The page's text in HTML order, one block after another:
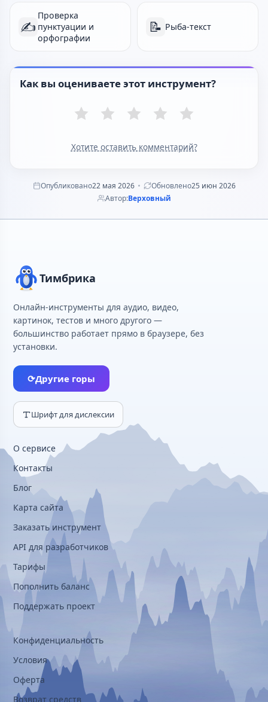
✍️
Проверка
пунктуации и
орфографии
📝 Рыба-текст
Как вы оцениваете этот инструмент?
Хотите оставить комментарий?
Опубликовано22 мая 2026 Обновлено25 июн 2026
Автор:Верховный
Тимбрика
Онлайн-инструменты для аудио, видео,
картинок, тестов и много другого —
большинство работает прямо в браузере, без
установки.
⟳Другие горы
Шрифт для дислексии
О сервисе
Контакты
Блог
Карта сайта
Заказать инструмент
API для разработчиков
Тарифы
Пополнить баланс
Поддержать проект
Конфиденциальность
Условия
Оферта
Возврат средств